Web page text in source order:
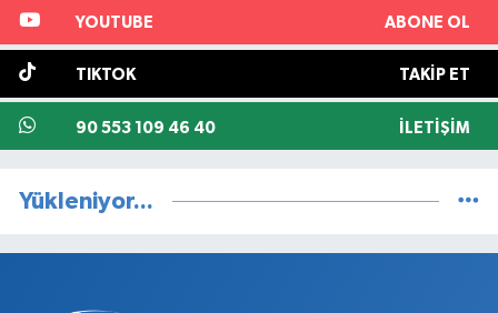
YOUTUBE ABONE OL
TIKTOK TAKIP ET
90 553 109 46 40 İLETIŞIM
Yükleniyor...